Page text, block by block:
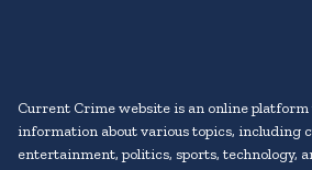
Current Crime website is an online
information about various topics, including
entertainment, politics, sports, technology,